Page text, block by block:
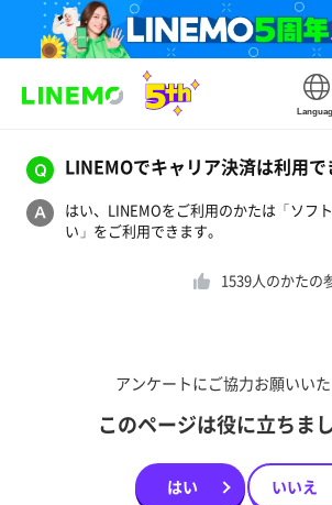
LINEMOでキャリア決済は利用で
はい、LINEMOをご利用のかたは「ソフ
い」をご利用できます。
1539人のかたの
アンケートにご協力お願いい
このページは役に立ちま
はい いいえ